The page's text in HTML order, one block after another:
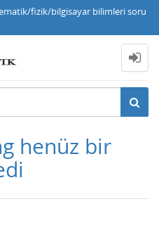
fizik/bilgisayar bilimleri soru
henüz bir